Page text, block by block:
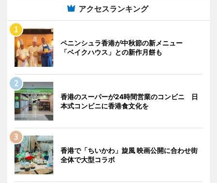
アクセスランキング
ペニンシュラ香港が中秋節の新メニュー
「ベイクハウス」との新作月餅も
香港のスーパーが24時間営業のコンビニ 日
本式コンビニに香港食文化を
香港で「ちいかわ」旋風 映画公開に合わせ街
全体で大型コラボ